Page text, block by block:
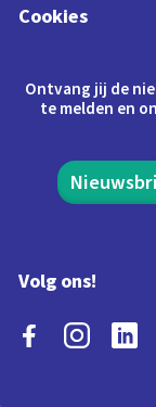
Cookies
Ontvang jij de
te melden en
Volg ons!